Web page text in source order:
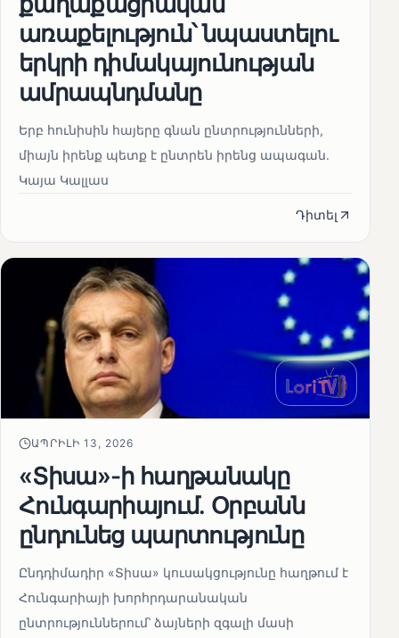
առաքելություն՝ նպաստելու
երկրի դիմակայունության
ամրապնդմանը
Երբ հունիսին հայերը գնան ընտրությունների,
միայն իրենք պետք է ընտրեն իրենց ապագան.
Կայա Կալլաս
Դիտել
ԱՊՐԻԼԻ 13, 2026
«Տիսա»-ի հաղթանակը
Հունգարիայում․ Օրբանն
ընդունեց պարտությունը
Ընդդիմադիր «Տիսա» կուսակցությունը հաղթում է
Հունգարիայի խորհրդարանական
ընտրություններում՝ ձայների զգալի մասի